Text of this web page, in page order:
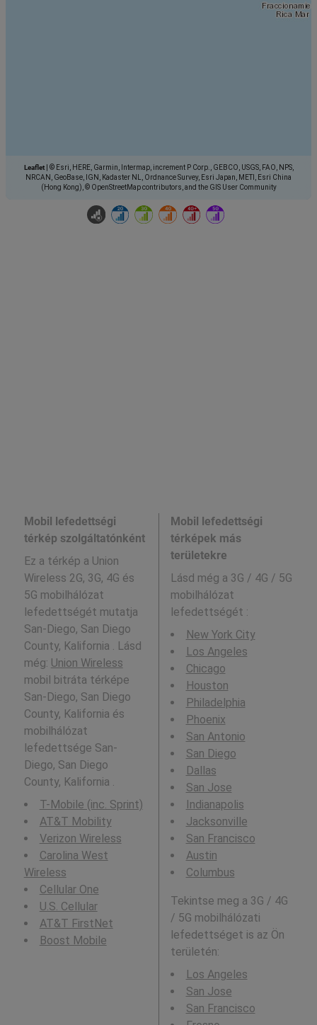
Leaflet
© Esri, HERE, Garmin, Intermap, increment P Corp., GEBCO, USGS, FAO, NPS,
NRCAN, GeoBase, IGN, Kadaster NL, Ordnance Survey, Esri Japan, METI, Esri China
(Hong Kong), © OpenStreetMap contributors, and the GIS User Community
Mobil lefedettségi
térkép szolgáltatónként
Ez a térkép a Union
Wireless 2G, 3G, 4G és
5G mobilhálózat
lefedettségét mutatja
San-Diego, San Diego
County, Kalifornia . Lásd
még: Union Wireless
mobil bitráta térképe
San-Diego, San Diego
County, Kalifornia és
mobilhálózat
lefedettsége San-
Diego, San Diego
County, Kalifornia .
T-Mobile (inc. Sprint)
AT&T Mobility
Verizon Wireless
Carolina West
Wireless
Cellular One
U.S. Cellular
AT&T FirstNet
Boost Mobile
Mobil lefedettségi
térképek más
területekre
Lásd még a 3G / 4G / 5G
mobilhálózat
lefedettségét :
New York City
Los Angeles
Chicago
Houston
Philadelphia
Phoenix
San Antonio
San Diego
Dallas
San Jose
Indianapolis
Jacksonville
San Francisco
Austin
Columbus
Tekintse meg a 3G / 4G
/ 5G mobilhálózati
lefedettséget is az Ön
területén:
Los Angeles
San Jose
San Francisco